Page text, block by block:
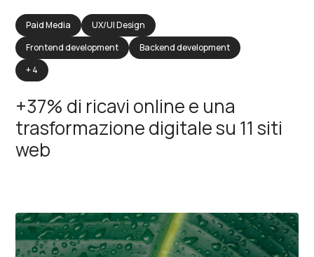
Paid Media
UX/UI Design
Frontend development
Backend development
+ 4
+37% di ricavi online e una
trasformazione digitale su 11 siti
web